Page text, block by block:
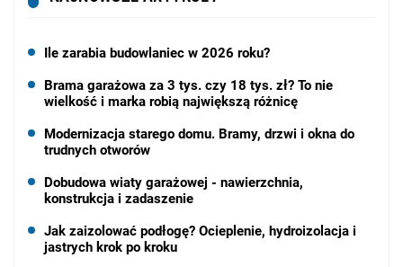
Ile zarabia budowlaniec w 2026 roku?
Brama garażowa za 3 tys. czy 18 tys. zł? To nie
wielkość i marka robią największą różnicę
Modernizacja starego domu. Bramy, drzwi i okna do
trudnych otworów
Dobudowa wiaty garażowej - nawierzchnia,
konstrukcja i zadaszenie
Jak zaizolować podłogę? Ocieplenie, hydroizolacja i
jastrych krok po kroku